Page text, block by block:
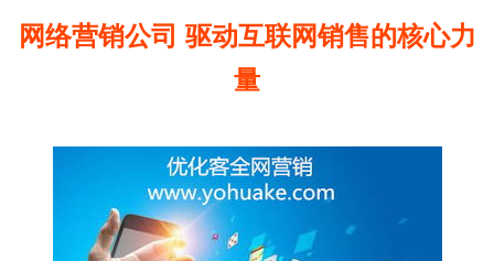
网络营销公司 驱动互联网销售的核心力
量